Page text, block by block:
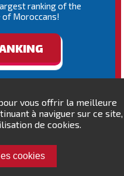
vous offrir la meilleure
à naviguer sur ce site,
de cookies.
cookies
ranking of the
Moroccans!